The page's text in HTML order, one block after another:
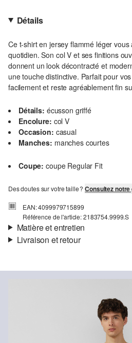
Détails
Ce t-shirt en jersey flammé léger
quotidien. Son col V et ses finitions
donnent un look décontracté et
une touche distinctive. Parfait pour
facilement et reste agréablement fin
Détails: écusson griffé
Encolure: col V
Occasion: casual
Manches: manches courtes
Coupe: coupe Regular Fit
Des doutes sur votre taille ?Consultez
EAN: 4099979715899
Référence de l'article: 2183754.9999.S
Matière et entretien
Matière: Coton
Livraison et retour
Ta commande sera expédiée par